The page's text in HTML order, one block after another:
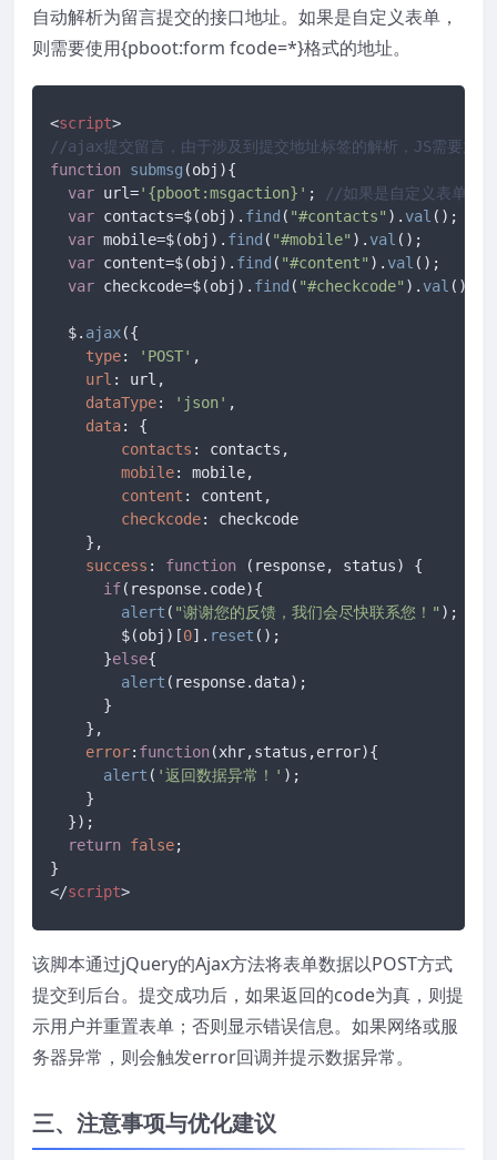
自动解析为留言提交的接口地址。如果是自定义表单，
则需要使用{pboot:form fcode=*}格式的地址。
<script>
//ajax提交留言，由于涉及到提交地址标签的解析，JS需要放
function submsg (obj ){
var url='{pboot:msgaction}' ;
//如果是自定义表单
var contacts=$(obj). find ( "#contacts" ). val ();
var mobile=$(obj). find ( "#mobile" ). val ();
var content=$(obj). find ( "#content" ). val ();
var checkcode=$(obj). find ( "#checkcode" ). val ();
  $.
ajax({
type: 'POST' ,
url : url,
dataType: 'json' ,
data: {
contacts : contacts,
mobile: mobile,
content : content,
checkcode: checkcode
    },
success : function ( response, status) {
if(response. code){
alert ( "谢谢您的反馈，我们会尽快联系您！" );
        $(obj)[
0]. reset ();
      }
else{
alert (response. data);
      }
    },
error: function(xhr,status,error){
alert ( '返回数据异常！' );
    }
  });
return false;
</script>
该脚本通过jQuery的Ajax方法将表单数据以POST方式
提交到后台。提交成功后，如果返回的code为真，则提
示用户并重置表单；否则显示错误信息。如果网络或服
务器异常，则会触发error回调并提示数据异常。
三、注意事项与优化建议